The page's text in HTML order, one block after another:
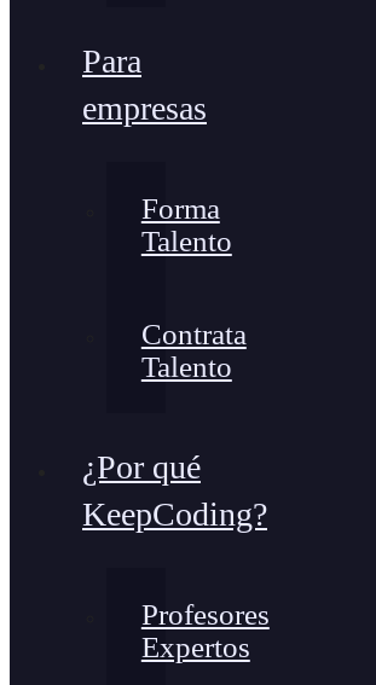
Para
empresas
Forma
Talento
Contrata
Talento
¿Por qué
KeepCoding?
Profesores
Expertos